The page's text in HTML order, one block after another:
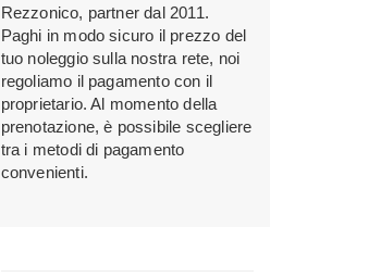
Rezzonico, partner dal 2011.
Paghi in modo sicuro il prezzo del
tuo noleggio sulla nostra rete, noi
regoliamo il pagamento con il
proprietario. Al momento della
prenotazione, è possibile scegliere
tra i metodi di pagamento
convenienti.